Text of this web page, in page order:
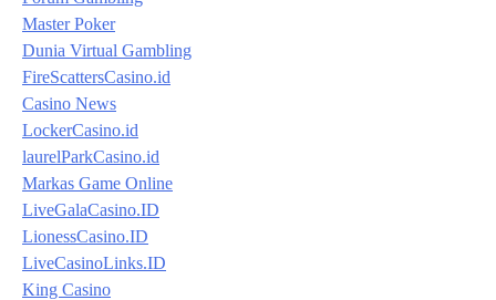
Master Poker
Dunia Virtual Gambling
FireScattersCasino.id
Casino News
LockerCasino.id
laurelParkCasino.id
Markas Game Online
LiveGalaCasino.ID
LionessCasino.ID
LiveCasinoLinks.ID
King Casino